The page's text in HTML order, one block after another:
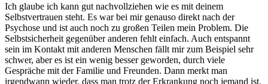
Ich glaube ich kann gut nachvollziehen wie es mit deinem
Selbstvertrauen steht. Es war bei mir genauso direkt nach der
Psychose und ist auch noch zu großen Teilen mein Problem. Die
Selbstsicherheit gegenüber anderen fehlt einfach. Auch entspannt
sein im Kontakt mit anderen Menschen fällt mir zum Beispiel sehr
schwer, aber es ist ein wenig besser geworden, durch viele
Gespräche mit der Familie und Freunden. Dann merkt man
irgendwann wieder, dass man trotz der Erkrankung noch jemand ist.